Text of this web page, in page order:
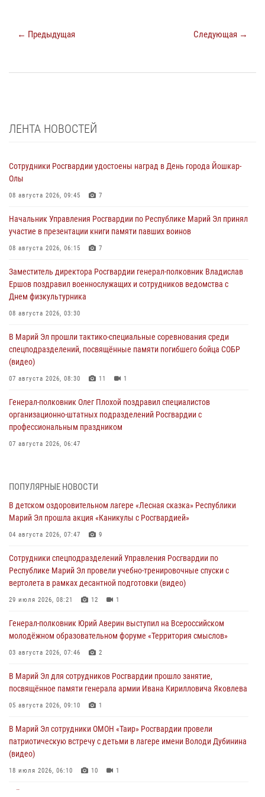
← Предыдущая Следующая →
ЛЕНТА НОВОСТЕЙ
Сотрудники Росгвардии удостоены наград в День города Йошкар-
Олы
08 августа 2026, 09:45 7
Начальник Управления Росгвардии по Республике Марий Эл принял
участие в презентации книги памяти павших воинов
08 августа 2026, 06:15 7
Заместитель директора Росгвардии генерал-полковник Владислав
Ершов поздравил военнослужащих и сотрудников ведомства с
Днем физкультурника
08 августа 2026, 03:30
В Марий Эл прошли тактико-специальные соревнования среди
спецподразделений, посвящённые памяти погибшего бойца СОБР
(видео)
07 августа 2026, 08:30 11 1
Генерал-полковник Олег Плохой поздравил специалистов
организационно-штатных подразделений Росгвардии с
профессиональным праздником
07 августа 2026, 06:47
Всероссийском семинаре в Нижнем Новгороде (видео)
07 августа 2026, 06:25 8 1
Команда «Росгвардия» принимает участие в военно-спортивном
07 августа 2026, 05:43 10
Представитель вневедомственной охраны Управления Росгвардии
по Республике Марий Эл принял участие в учебно-методическом
06 августа 2026, 09:37 10
В Марий Эл сотрудники ЛРР Росгвардии за прошедший месяц
06 августа 2026, 08:00
В Марий Эл сотрудники вневедомственной охраны Росгвардии за
05 августа 2026, 09:44
ПОПУЛЯРНЫЕ НОВОСТИ
В детском оздоровительном лагере «Лесная сказка» Республики
Марий Эл прошла акция «Каникулы с Росгвардией»
04 августа 2026, 07:47 9
Сотрудники спецподразделений Управления Росгвардии по
Республике Марий Эл провели учебно-тренировочные спуски с
вертолета в рамках десантной подготовки (видео)
29 июля 2026, 08:21 12 1
Генерал-полковник Юрий Аверин выступил на Всероссийском
молодёжном образовательном форуме «Территория смыслов»
03 августа 2026, 07:46 2
В Марий Эл для сотрудников Росгвардии прошло занятие,
посвящённое памяти генерала армии Ивана Кирилловича Яковлева
05 августа 2026, 09:10 1
В Марий Эл сотрудники ОМОН «Таир» Росгвардии провели
патриотическую встречу с детьми в лагере имени Володи Дубинина
(видео)
18 июля 2026, 06:10 10 1